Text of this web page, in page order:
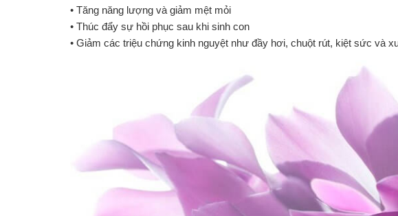
• Tăng năng lượng và giảm mệt mỏi
• Thúc đẩy sự hồi phục sau khi sinh con
• Giảm các triệu chứng kinh nguyệt như đầy hơi, chuột rút, kiệt sức và